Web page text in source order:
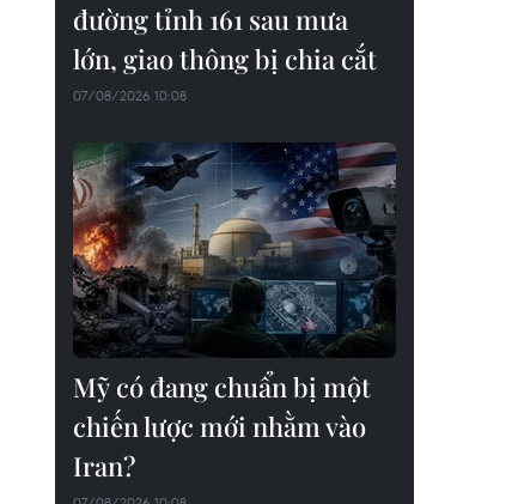
đường tỉnh 161 sau mưa
lớn, giao thông bị chia cắt
07/08/2026 10:08
Mỹ có đang chuẩn bị một
chiến lược mới nhằm vào
Iran?